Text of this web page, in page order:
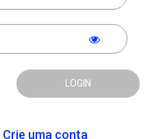
LOGIN
Crie uma conta